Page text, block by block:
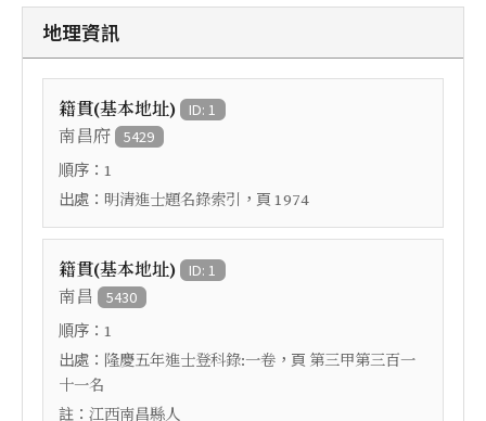
地理資訊
籍貫(基本地址) ID: 1
南昌府 5429
順序： 1
出處： 明清進士題名錄索引 ，頁 1974
籍貫(基本地址) ID: 1
南昌 5430
順序： 1
出處： 隆慶五年進士登科錄:一卷 ，頁 第三甲第三百一
十一名
註： 江西南昌縣人